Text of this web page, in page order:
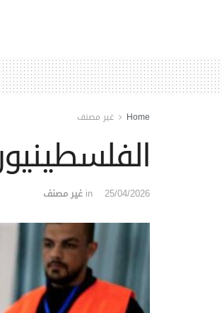
Home غير مصنف
25/04/2026
in غير مصنف